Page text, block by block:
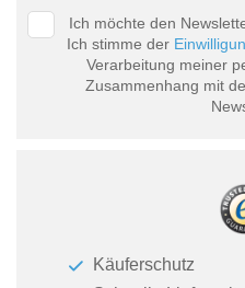
Ich möchte den
Ich stimme der
Verarbeitung meiner
Zusammenhang mit
Käuferschutz